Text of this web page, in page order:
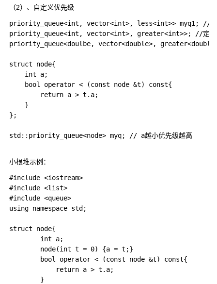
（2）、自定义优先级
priority_queue<int, vector<int>, less<int>> myq1; //定
priority_queue<int, vector<int>, greater<int>>; //定义
priority_queue<doulbe, vector<double>,
struct node{
    int a;
    bool operator < (const node &t) const{
        return a > t.a;
    }
};
std::priority_queue<node> myq; // a越小优先级越高
小根堆示例：
#include <iostream>
#include <list>
#include <queue>
using namespace std;
struct node{
        int a;
        node(int t = 0) {a = t;}
        bool operator < (const node &t) const{
            return a > t.a;
        }